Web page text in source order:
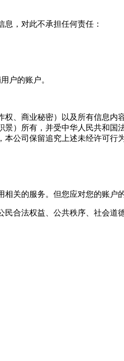
，对此不承担任何责任：
户的账户。
、商业秘密）以及所有信息
）所有，并受中华人民共和
公司保留追究上述未经许可行
关的服务。但您应对您的账户
合法权益、公共秩序、社会道